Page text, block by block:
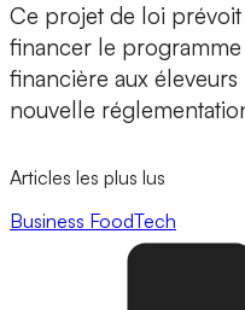
Ce projet de loi
financer le
financière aux
nouvelle
Articles les plus lus
Business FoodTech